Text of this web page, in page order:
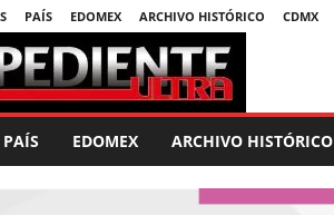
PAÍS EDOMEX ARCHIVO HISTÓRICO CDMX
PAÍS EDOMEX ARCHIVO HISTÓRICO